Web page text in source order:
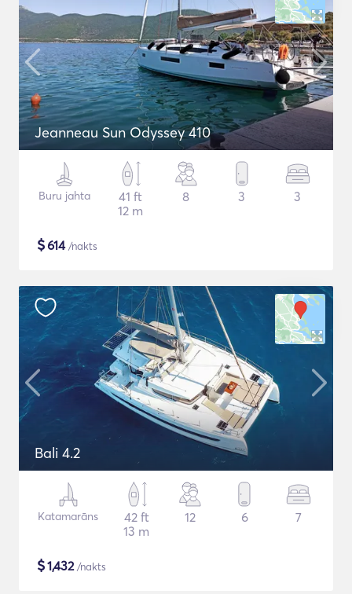
Jeanneau Sun Odyssey 410
Buru jahta
41 ft
12 m
8 3 3
$614/nakts
Bali 4.2
Katamarāns
42 ft
13 m
12 6 7
$1,432/nakts